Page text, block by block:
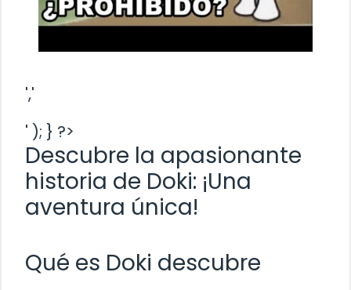
','
' ); } ?>
Descubre la apasionante
historia de Doki: ¡Una
aventura única!
Qué es Doki descubre